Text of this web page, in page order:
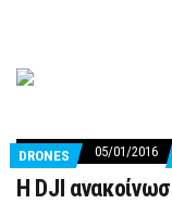
DRONES 05/01/2016
Η DJI